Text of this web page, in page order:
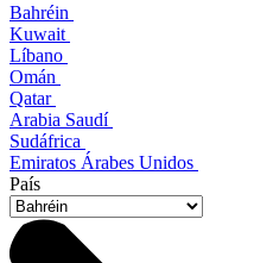
Bahréin
Kuwait
Líbano
Omán
Qatar
Arabia Saudí
Sudáfrica
Emiratos Árabes Unidos
País